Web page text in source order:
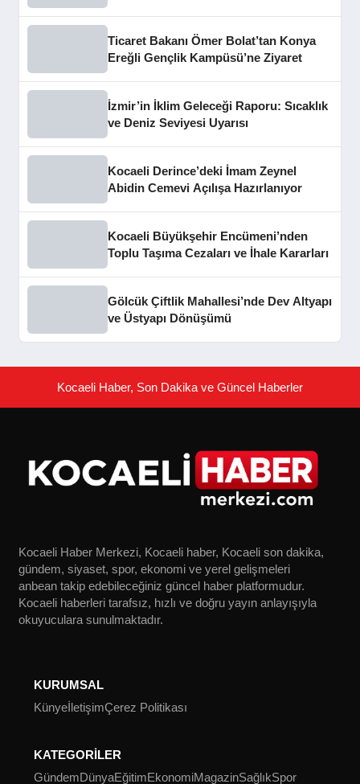
Ticaret Bakanı Ömer Bolat’tan Konya
Ereğli Gençlik Kampüsü’ne Ziyaret
İzmir’in İklim Geleceği Raporu: Sıcaklık
ve Deniz Seviyesi Uyarısı
Kocaeli Derince’deki İmam Zeynel
Abidin Cemevi Açılışa Hazırlanıyor
Kocaeli Büyükşehir Encümeni’nden
Toplu Taşıma Cezaları ve İhale Kararları
Gölcük Çiftlik Mahallesi’nde Dev Altyapı
ve Üstyapı Dönüşümü
Kocaeli Haber, Son Dakika ve Güncel Haberler
Kocaeli Haber Merkezi, Kocaeli haber, Kocaeli son dakika,
gündem, siyaset, spor, ekonomi ve yerel gelişmeleri
anbean takip edebileceğiniz güncel haber platformudur.
Kocaeli haberleri tarafsız, hızlı ve doğru yayın anlayışıyla
okuyuculara sunulmaktadır.
KURUMSAL
KünyeİletişimÇerez Politikası
KATEGORİLER
GündemDünyaEğitimEkonomiMagazinSağlıkSpor